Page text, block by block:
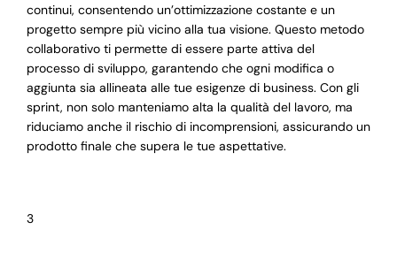
continui, consentendo un’ottimizzazione costante e un
progetto sempre più vicino alla tua visione. Questo metodo
collaborativo ti permette di essere parte attiva del
processo di sviluppo, garantendo che ogni modifica o
aggiunta sia allineata alle tue esigenze di business. Con gli
sprint, non solo manteniamo alta la qualità del lavoro, ma
riduciamo anche il rischio di incomprensioni, assicurando un
prodotto finale che supera le tue aspettative.
3